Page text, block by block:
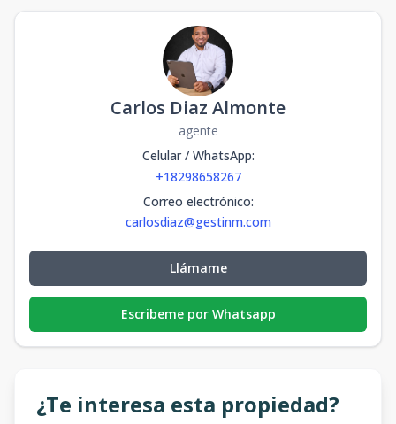
Carlos Diaz Almonte
agente
Celular / WhatsApp:
+18298658267
Correo electrónico:
carlosdiaz@gestinm.com
Llámame
Escribeme por Whatsapp
¿Te interesa esta propiedad?